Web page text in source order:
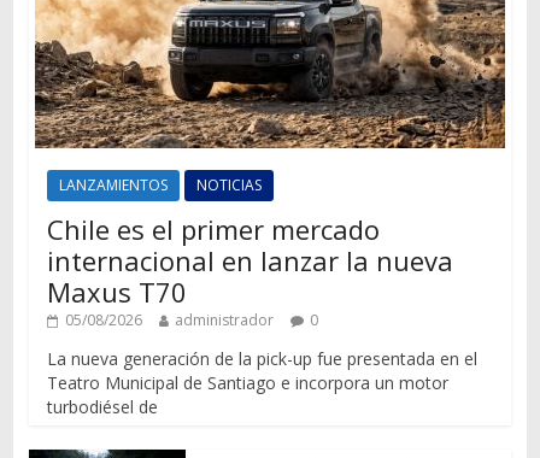
LANZAMIENTOS NOTICIAS
Chile es el primer mercado
internacional en lanzar la nueva
Maxus T70
05/08/2026 administrador 0
La nueva generación de la pick-up fue presentada en el
Teatro Municipal de Santiago e incorpora un motor
turbodiésel de